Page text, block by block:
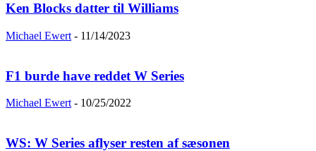
Ken Blocks datter til Williams
Michael Ewert - 11/14/2023
F1 burde have reddet W Series
Michael Ewert - 10/25/2022
WS: W Series aflyser resten af sæsonen